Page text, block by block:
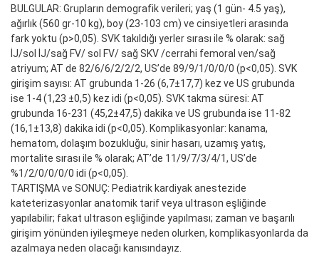
BULGULAR: Grupların demografik verileri; yaş (1 gün- 4.5 yaş),
ağırlık (560 gr-10 kg), boy (23-103 cm) ve cinsiyetleri arasında
fark yoktu (p>0,05). SVK takıldığı yerler sırası ile % olarak: sağ
İJ/sol İJ/sağ FV/ sol FV/ sağ SKV /cerrahi femoral ven/sağ
atriyum; AT de 82/6/6/2/2/2, US’de 89/9/1/0/0/0 (p<0,05). SVK
girişim sayısı: AT grubunda 1-26 (6,7±17,7) kez ve US grubunda
ise 1-4 (1,23 ±0,5) kez idi (p<0,05). SVK takma süresi: AT
grubunda 16-231 (45,2±47,5) dakika ve US grubunda ise 11-82
(16,1±13,8) dakika idi (p<0,05). Komplikasyonlar: kanama,
hematom, dolaşım bozukluğu, sinir hasarı, uzamış yatış,
mortalite sırası ile % olarak; AT’de 11/9/7/3/4/1, US’de
%1/2/0/0/0/0 idi (p<0,05).
TARTIŞMA ve SONUÇ: Pediatrik kardiyak anestezide
kateterizasyonlar anatomik tarif veya ultrason eşliğinde
yapılabilir; fakat ultrason eşliğinde yapılması; zaman ve başarılı
girişim yönünden iyileşmeye neden olurken, komplikasyonlarda da
azalmaya neden olacağı kanısındayız.